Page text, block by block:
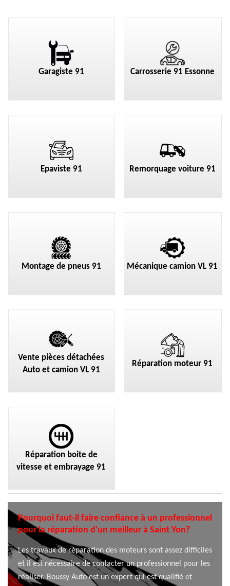
Garagiste 91 Carrosserie 91 Essonne
Epaviste 91 Remorquage voiture 91
Montage de pneus 91 Mécanique camion VL 91
Vente pièces détachées
Auto et camion VL 91
Réparation moteur 91
Réparation boite de
vitesse et embrayage 91
Pourquoi faut-il faire confiance à un professionnel
pour la réparation d'un meilleur à Saint Yon?
Les travaux de réparation des moteurs sont assez difficiles
et il est nécessaire de contacter un professionnel pour les
réaliser. Boussy Auto est un expert qui est qualifié et